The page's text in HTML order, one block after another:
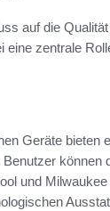
auf die
eine zentrale
Geräte bieten
können
und